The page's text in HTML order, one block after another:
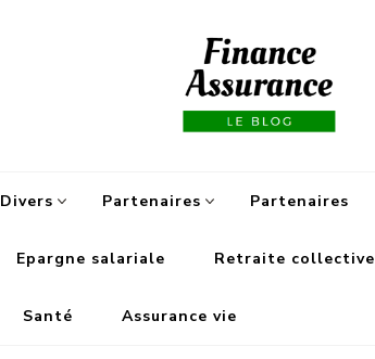
Divers Partenaires Partenaires
Epargne salariale Retraite collective
Santé Assurance vie